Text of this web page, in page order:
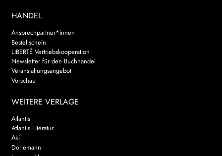
HANDEL
Ansprechpartner*innen
Bestellschein
LIBERTÉ Vertriebskooperation
Newsletter für den Buchhandel
Veranstaltungsangebot
Vorschau
WEITERE VERLAGE
Atlantis
Atlantis Literatur
Aki
Dörlemann